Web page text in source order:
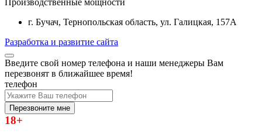
Производственные мощности
г. Бучач, Тернопольская область, ул. Галицкая, 157А
Разработка и развитие сайта
Введите свой номер телефона и наши менеджеры Вам
перезвонят в ближайшее время!
телефон
Перезвоните мне
18+